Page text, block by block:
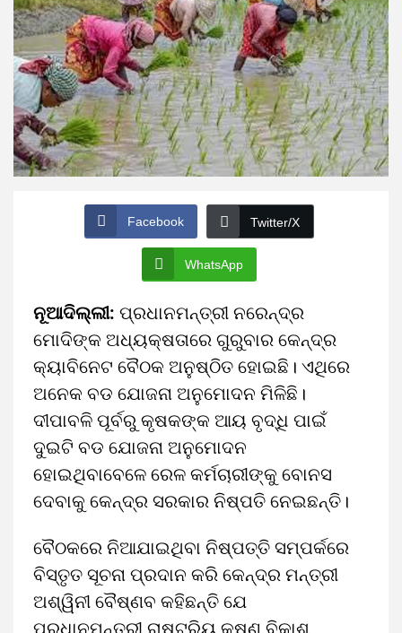
Facebook Twitter/X
WhatsApp
ନୂଆଦିଲ୍ଲୀ: ପ୍ରଧାନମନ୍ତ୍ରୀ ନରେନ୍ଦ୍ର
ମୋଦିଙ୍କ ଅଧ୍ୟକ୍ଷତାରେ ଗୁରୁବାର କେନ୍ଦ୍ର
କ୍ୟାବିନେଟ ବୈଠକ ଅନୁଷ୍ଠିତ ହୋଇଛି। ଏଥିରେ
ଅନେକ ବଡ ଯୋଜନା ଅନୁମୋଦନ ମିଳିଛି।
ଦୀପାବଳି ପୂର୍ବରୁ କୃଷକଙ୍କ ଆୟ ବୃଦ୍ଧି ପାଇଁ
ଦୁଇଟି ବଡ ଯୋଜନା ଅନୁମୋଦନ
ହୋଇଥିବାବେଳେ ରେଳ କର୍ମଚାରୀଙ୍କୁ ବୋନସ
ଦେବାକୁ କେନ୍ଦ୍ର ସରକାର ନିଷ୍ପତି ନେଇଛନ୍ତି।
ବୈଠକରେ ନିଆଯାଇଥିବା ନିଷ୍ପତ୍ତି ସମ୍ପର୍କରେ
ବିସ୍ତୃତ ସୂଚନା ପ୍ରଦାନ କରି କେନ୍ଦ୍ର ମନ୍ତ୍ରୀ
ଅଶ୍ୱିନୀ ବୈଷ୍ଣବ କହିଛନ୍ତି ଯେ